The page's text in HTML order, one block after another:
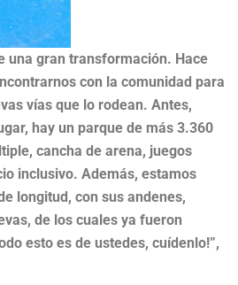
una gran transformación. Hace
con la comunidad para
vías que lo rodean. Antes,
hay un parque de más 3.360
cancha de arena, juegos
inclusivo. Además, estamos
longitud, con sus andenes,
de los cuales ya fueron
esto es de ustedes, cuídenlo!”,